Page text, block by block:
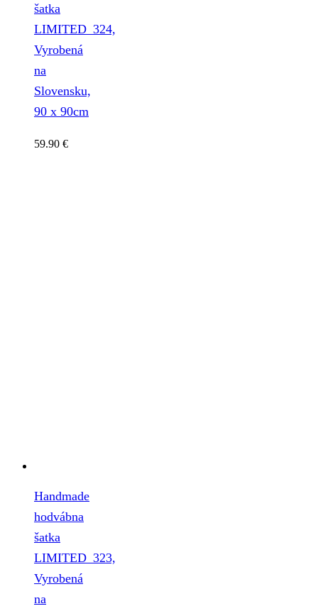
šatka
LIMITED_324,
Vyrobená
na
Slovensku,
90 x 90cm
59.90 €
Handmade
hodvábna
šatka
LIMITED_323,
Vyrobená
na